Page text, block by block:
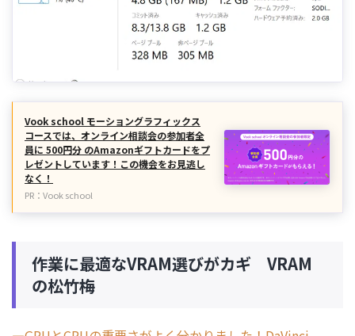
Vook school モーショングラフィックス
コースでは、オンライン相談会の参加者全
員に 500円分 のAmazonギフトカードをプ
レゼントしています！この機会をお見逃し
なく！
PR：Vook school
作業に最適なVRAM選びがカギ VRAM
の松竹梅